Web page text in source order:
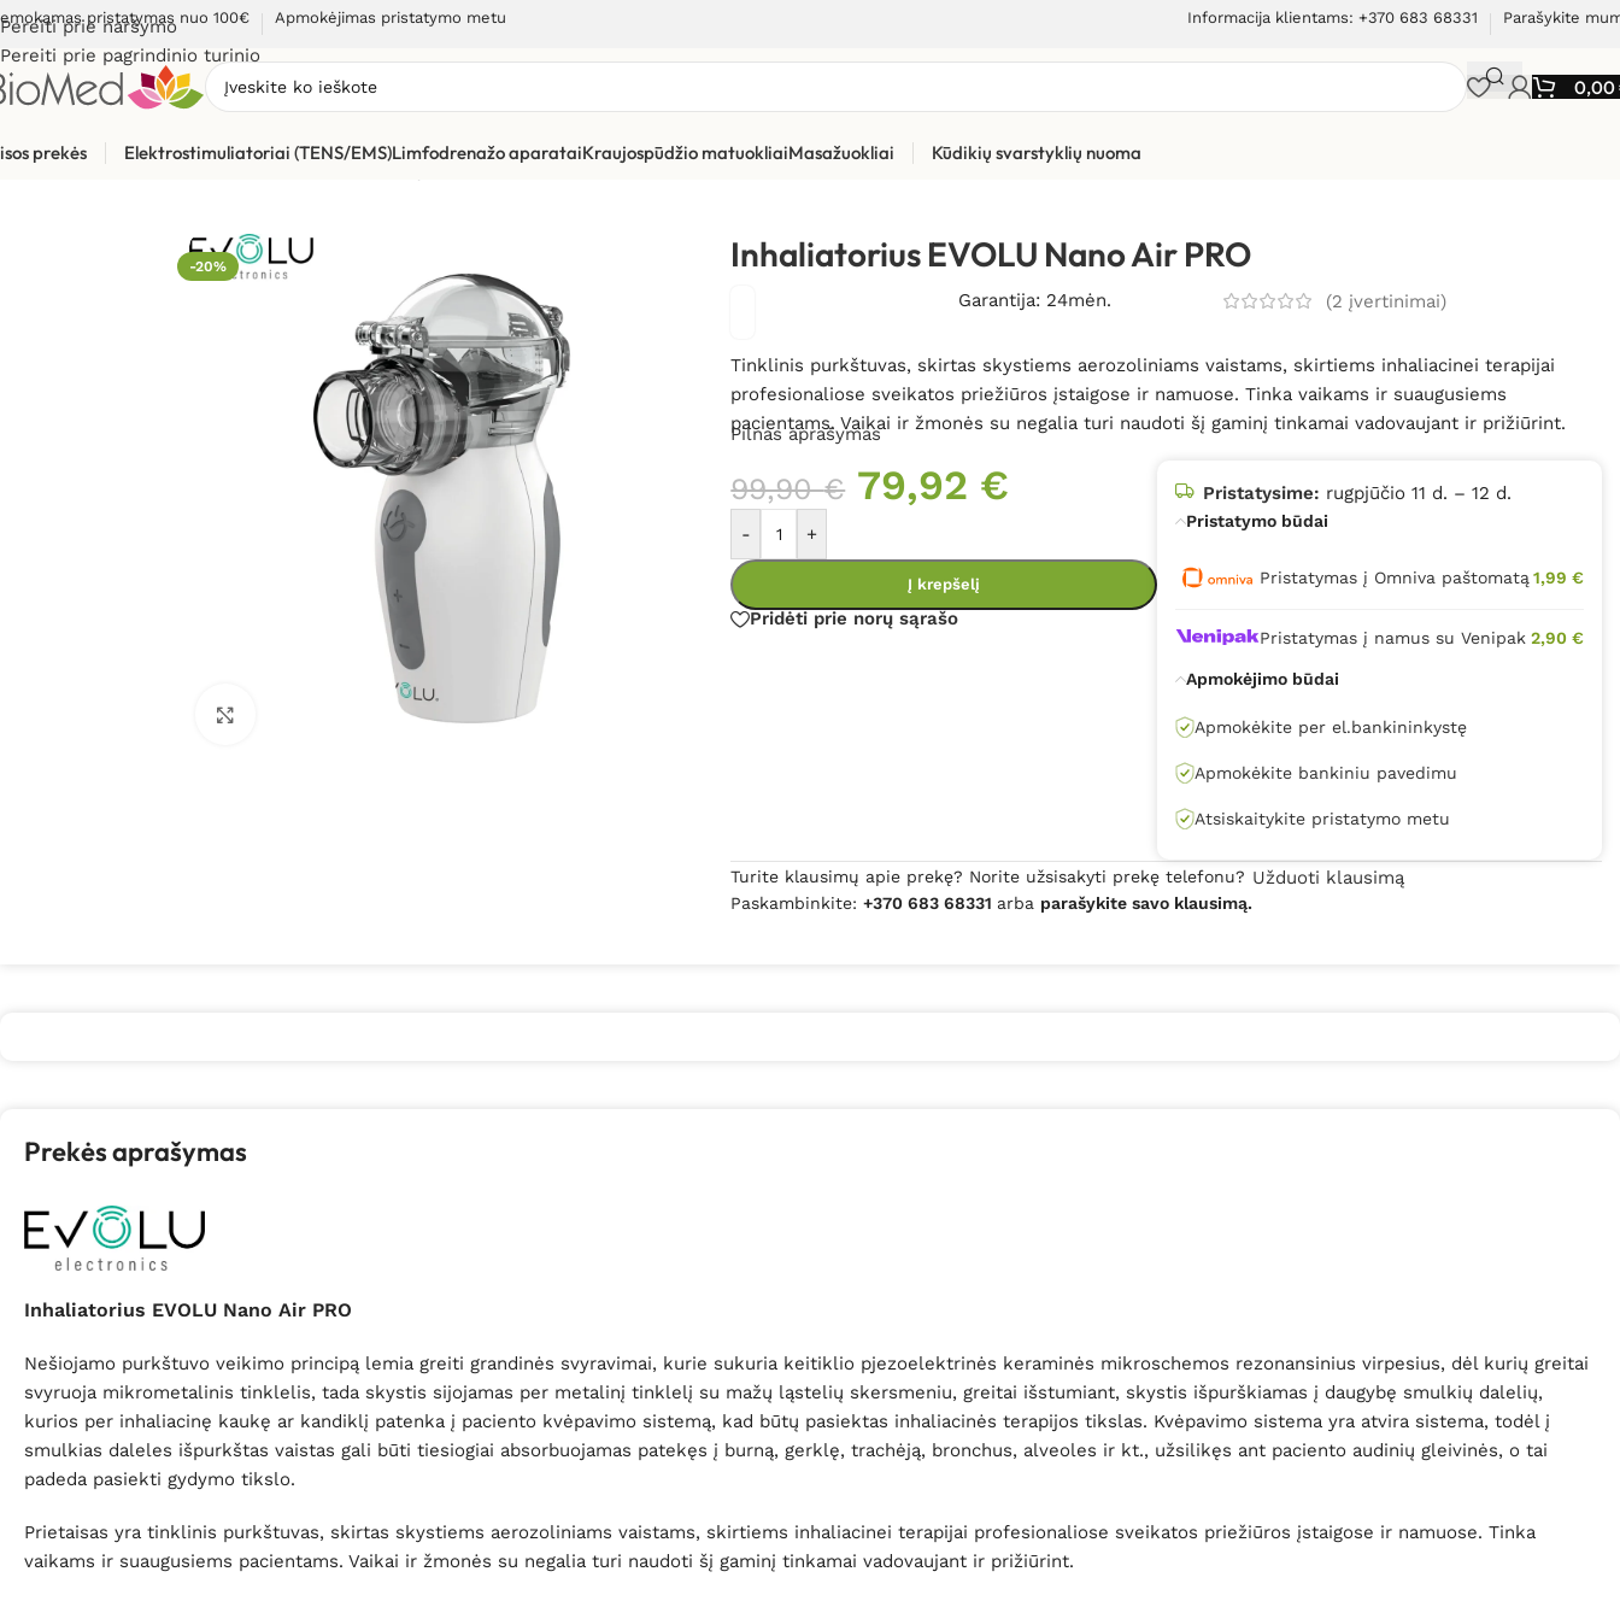
Pereiti prie naršymo
Pereiti prie pagrindinio turinio
pristatymas nuo 100€ Apmokėjimas pristatymo metu Informacija klientams: +370 683 68331 Parašykite
0,00
prekės Elektrostimuliatoriai (TENS/EMS)Limfodrenažo aparataiKraujospūdžio matuokliaiMasažuokliai Kūdikių svarstyklių nuoma
Sveikatos priežiūrai Inhaliatorius EVOLU Nano Air PRO
-20%
Spustelėkite, kad padidintumėte
Inhaliatorius EVOLU Nano Air PRO
Garantija: 24mėn. (2 įvertinimai)
Tinklinis purkštuvas, skirtas skystiems aerozoliniams vaistams, skirtiems inhaliacinei terapijai
profesionaliose sveikatos priežiūros įstaigose ir namuose. Tinka vaikams ir suaugusiems
pacientams. Vaikai ir žmonės su negalia turi naudoti šį gaminį tinkamai vadovaujant ir prižiūrint.
Pilnas aprašymas
99,90€ 79,92 €
- +
Į krepšelį
Pridėti prie norų sąrašo
Pristatysime: rugpjūčio 11 d. – 12 d.
Pristatymo būdai
Pristatymas į Omniva paštomatą 1,99 €
Pristatymas į namus su Venipak 2,90 €
Apmokėjimo būdai
Apmokėkite per el.bankininkystę
Apmokėkite bankiniu pavedimu
Atsiskaitykite pristatymo metu
Turite klausimų apie prekę? Norite užsisakyti prekę telefonu?
Paskambinkite:+370 683 68331 arba parašykite savo klausimą.
Užduoti klausimą
Prekės aprašymas
Inhaliatorius EVOLU Nano Air PRO
Nešiojamo purkštuvo veikimo principą lemia greiti grandinės svyravimai, kurie sukuria keitiklio pjezoelektrinės keraminės mikroschemos rezonansinius virpesius, dėl kurių greitai
svyruoja mikrometalinis tinklelis, tada skystis sijojamas per metalinį tinklelį su mažų ląstelių skersmeniu, greitai išstumiant, skystis išpurškiamas į daugybę smulkių dalelių,
kurios per inhaliacinę kaukę ar kandiklį patenka į paciento kvėpavimo sistemą, kad būtų pasiektas inhaliacinės terapijos tikslas. Kvėpavimo sistema yra atvira sistema, todėl į
smulkias daleles išpurkštas vaistas gali būti tiesiogiai absorbuojamas patekęs į burną, gerklę, trachėją, bronchus, alveoles ir kt., užsilikęs ant paciento audinių gleivinės, o tai
padeda pasiekti gydymo tikslo.
Prietaisas yra tinklinis purkštuvas, skirtas skystiems aerozoliniams vaistams, skirtiems inhaliacinei terapijai profesionaliose sveikatos priežiūros įstaigose ir namuose. Tinka
vaikams ir suaugusiems pacientams. Vaikai ir žmonės su negalia turi naudoti šį gaminį tinkamai vadovaujant ir prižiūrint.